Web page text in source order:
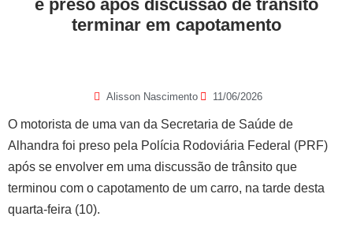
é preso após discussão de trânsito
terminar em capotamento
Alisson Nascimento 11/06/2026
O motorista de uma van da Secretaria de Saúde de
Alhandra foi preso pela Polícia Rodoviária Federal (PRF)
após se envolver em uma discussão de trânsito que
terminou com o capotamento de um carro, na tarde desta
quarta-feira (10).